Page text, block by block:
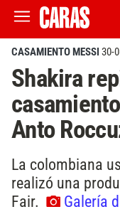
CASAMIENTO MESSI 30-
Shakira
Anto
La colombiana
realizó una
Fair.
Galería